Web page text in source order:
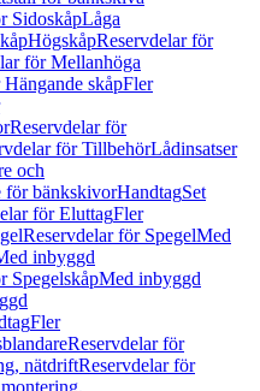
SidoskåpLåga
HögskåpReservdelar för
för Mellanhöga
skåpFler
Reservdelar för
för TillbehörLådinsatser
och
för bänkskivorHandtagSet
för EluttagFler
Reservdelar för SpegelMed
inbyggd
SpegelskåpMed inbyggd
Fler
Reservdelar för
nätdriftReservdelar för